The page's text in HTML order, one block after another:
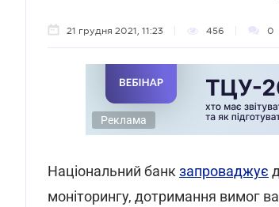
21 грудня 2021, 11:23 456 0
Реклама
Національний банк запроваджує
моніторингу, дотримання вимог